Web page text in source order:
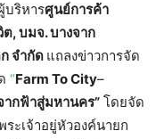
บริหารศูนย์การค้า
, บมจ. บางจาก
จำกัด แถลงข่าวการจัด
“Farm To City–
กฟ้าสู่มหานคร” โดยจัด
ะเจ้าอยู่หัวองค์นายก